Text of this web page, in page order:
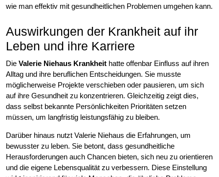
wie man effektiv mit gesundheitlichen Problemen umgehen kann.
Auswirkungen der Krankheit auf ihr
Leben und ihre Karriere
Die Valerie Niehaus Krankheit hatte offenbar Einfluss auf ihren
Alltag und ihre beruflichen Entscheidungen. Sie musste
möglicherweise Projekte verschieben oder pausieren, um sich
auf ihre Gesundheit zu konzentrieren. Gleichzeitig zeigt dies,
dass selbst bekannte Persönlichkeiten Prioritäten setzen
müssen, um langfristig leistungsfähig zu bleiben.
Darüber hinaus nutzt Valerie Niehaus die Erfahrungen, um
bewusster zu leben. Sie betont, dass gesundheitliche
Herausforderungen auch Chancen bieten, sich neu zu orientieren
und die eigene Lebensqualität zu verbessern. Diese Einstellung